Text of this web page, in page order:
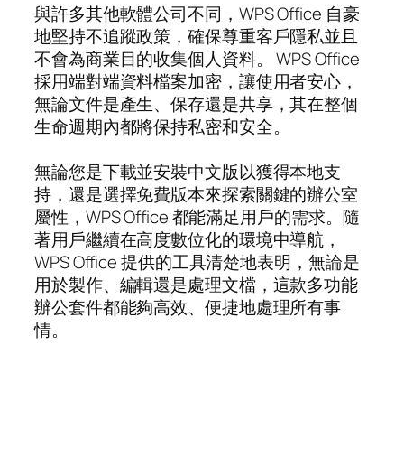
與許多其他軟體公司不同，WPS Office 自豪
地堅持不追蹤政策，確保尊重客戶隱私並且
不會為商業目的收集個人資料。 WPS Office
採用端對端資料檔案加密，讓使用者安心，
無論文件是產生、保存還是共享，其在整個
生命週期內都將保持私密和安全。
無論您是下載並安裝中文版以獲得本地支
持，還是選擇免費版本來探索關鍵的辦公室
屬性，WPS Office 都能滿足用戶的需求。隨
著用戶繼續在高度數位化的環境中導航，
WPS Office 提供的工具清楚地表明，無論是
用於製作、編輯還是處理文檔，這款多功能
辦公套件都能夠高效、便捷地處理所有事
情。